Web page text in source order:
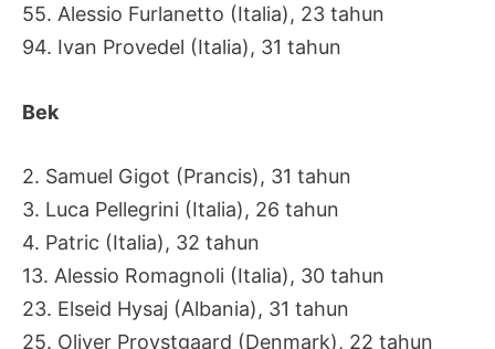
55. Alessio Furlanetto (Italia), 23 tahun
94. Ivan Provedel (Italia), 31 tahun
Bek
2. Samuel Gigot (Prancis), 31 tahun
3. Luca Pellegrini (Italia), 26 tahun
4. Patric (Italia), 32 tahun
13. Alessio Romagnoli (Italia), 30 tahun
23. Elseid Hysaj (Albania), 31 tahun
25. Oliver Provstgaard (Denmark), 22 tahun